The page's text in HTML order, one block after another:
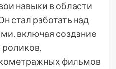
навыки в области
стал работать над
включая создание
фильмов